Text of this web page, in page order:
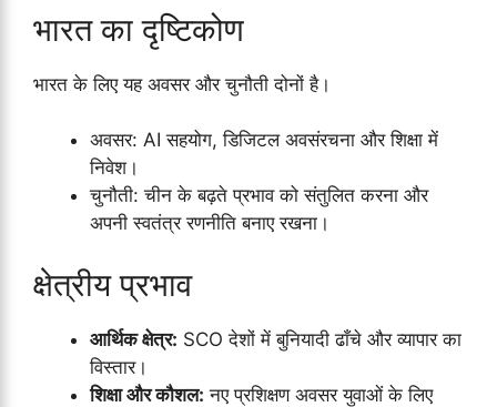
भारत का दृष्टिकोण
भारत के लिए यह अवसर और चुनौती दोनों है।
अवसर: AI सहयोग, डिजिटल अवसंरचना और शिक्षा में
निवेश।
चुनौती: चीन के बढ़ते प्रभाव को संतुलित करना और
अपनी स्वतंत्र रणनीति बनाए रखना।
क्षेत्रीय प्रभाव
आर्थिक क्षेत्र: SCO देशों में बुनियादी ढाँचे और व्यापार का
विस्तार।
शिक्षा और कौशल: नए प्रशिक्षण अवसर युवाओं के लिए